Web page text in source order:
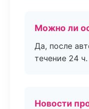
Можно ли
Да, после
течение 24 ч.
Новости